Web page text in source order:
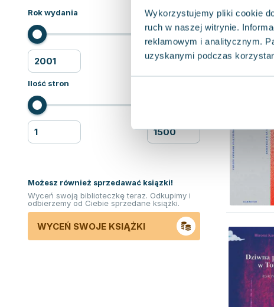
Wykorzystujemy pliki cookie
ruch w naszej witrynie.
reklamowym i analitycznym.
uzyskanymi podczas
Rok wydania
Ilość stron
Możesz również sprzedawać ksiązki!
Wyceń swoją biblioteczkę teraz. Odkupimy i
odbierzemy od Ciebie sprzedane książki.
WYCEŃ SWOJE KSIĄŻKI